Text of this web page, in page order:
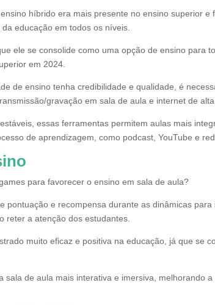
híbrido era mais presente no ensino superior e
educação em todos os níveis.
ele se consolide como uma opção de ensino para
em 2024.
de ensino tenha credibilidade e qualidade, é
gravação em sala de aula e internet de alta
essas ferramentas permitem aulas mais
de aprendizagem, como podcast, YouTube e
para favorecer o ensino em sala de aula?
pontuação e recompensa durante as dinâmicas
reter a atenção dos estudantes.
muito eficaz e positiva na educação, já que se
sala de aula mais interativa e imersiva, melhorando